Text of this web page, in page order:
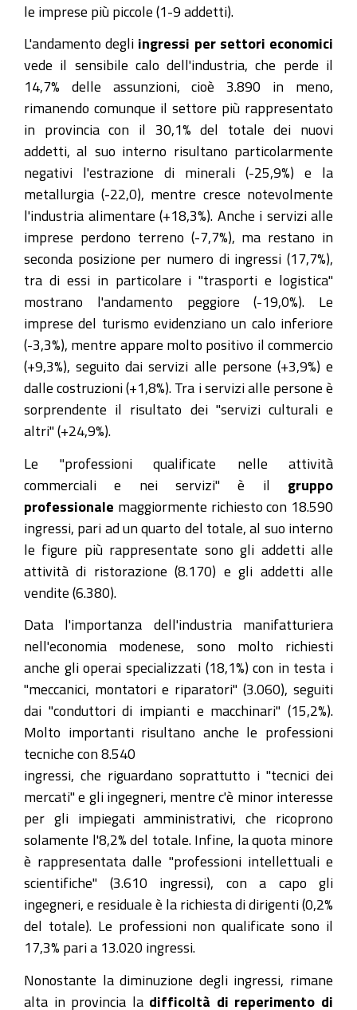
le imprese più piccole (1-9 addetti).
L'andamento degli ingressi per settori economici
vede il sensibile calo dell'industria, che perde il
14,7% delle assunzioni, cioè 3.890 in meno,
rimanendo comunque il settore più rappresentato
in provincia con il 30,1% del totale dei nuovi
addetti, al suo interno risultano particolarmente
negativi l'estrazione di minerali (-25,9%) e la
metallurgia (-22,0), mentre cresce notevolmente
l'industria alimentare (+18,3%). Anche i servizi alle
imprese perdono terreno (-7,7%), ma restano in
seconda posizione per numero di ingressi (17,7%),
tra di essi in particolare i "trasporti e logistica"
mostrano l'andamento peggiore (-19,0%). Le
imprese del turismo evidenziano un calo inferiore
(-3,3%), mentre appare molto positivo il commercio
(+9,3%), seguito dai servizi alle persone (+3,9%) e
dalle costruzioni (+1,8%). Tra i servizi alle persone è
sorprendente il risultato dei "servizi culturali e
altri" (+24,9%).
Le "professioni qualificate nelle attività
commerciali e nei servizi" è il gruppo
professionale maggiormente richiesto con 18.590
ingressi, pari ad un quarto del totale, al suo interno
le figure più rappresentate sono gli addetti alle
attività di ristorazione (8.170) e gli addetti alle
vendite (6.380).
Data l'importanza dell'industria manifatturiera
nell'economia modenese, sono molto richiesti
anche gli operai specializzati (18,1%) con in testa i
"meccanici, montatori e riparatori" (3.060), seguiti
dai "conduttori di impianti e macchinari" (15,2%).
Molto importanti risultano anche le professioni
tecniche con 8.540
ingressi, che riguardano soprattutto i "tecnici dei
mercati" e gli ingegneri, mentre c'è minor interesse
per gli impiegati amministrativi, che ricoprono
solamente l'8,2% del totale. Infine, la quota minore
è rappresentata dalle "professioni intellettuali e
scientifiche" (3.610 ingressi), con a capo gli
ingegneri, e residuale è la richiesta di dirigenti (0,2%
del totale). Le professioni non qualificate sono il
17,3% pari a 13.020 ingressi.
Nonostante la diminuzione degli ingressi, rimane
alta in provincia la difficoltà di reperimento di